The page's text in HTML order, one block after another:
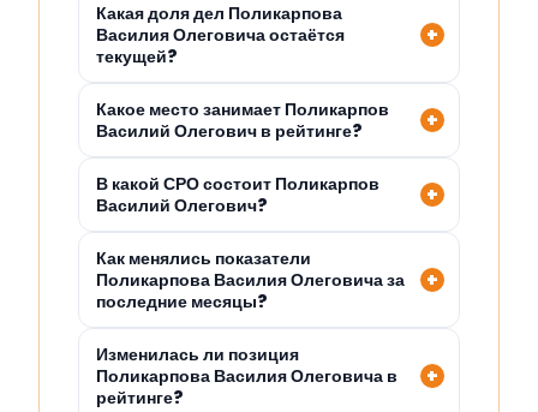
Какая доля дел Поликарпова
Василия Олеговича остаётся
текущей?
Какое место занимает Поликарпов
Василий Олегович в рейтинге?
В какой СРО состоит Поликарпов
Василий Олегович?
Как менялись показатели
Поликарпова Василия Олеговича за
последние месяцы?
Изменилась ли позиция
Поликарпова Василия Олеговича в
рейтинге?